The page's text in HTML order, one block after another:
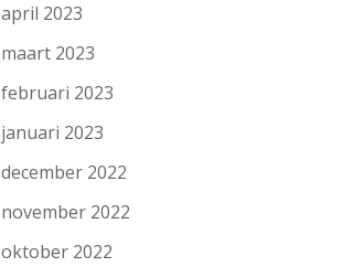
april 2023
maart 2023
februari 2023
januari 2023
december 2022
november 2022
oktober 2022